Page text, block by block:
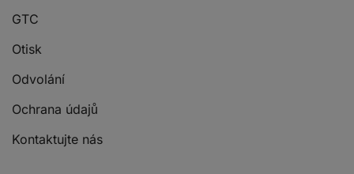
GTC
Otisk
Odvolání
Ochrana údajů
Kontaktujte nás